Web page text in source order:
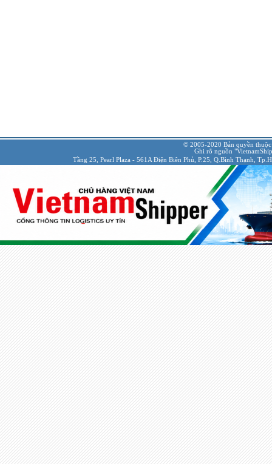
© 2005-2020 Bản quyền
Ghi rõ nguồn
Tầng 25, Pearl Plaza - 561A Điện Biên Phủ, P.25, Q.Bình Thạnh,